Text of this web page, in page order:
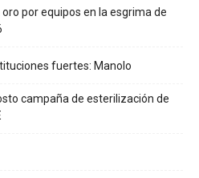
por equipos en la esgrima de
fuertes: Manolo
campaña de esterilización de